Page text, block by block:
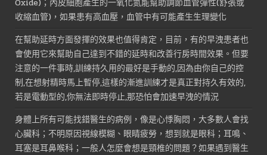
Oxide)；內皮細胞產生的一氧化氮能幫助調節血管彈性(舒張或
收縮血管)，如果患有高血壓，血管中有可能產生生理變化
在幫助延時方面發揮的效果也值得肯定，目前，有的早洩患者也
會使用它來幫助自己達到不錯的延時和改善行房時間效果。但要
注意的一件事時,訓練持久用的最好是手動的,因為由你自己的控
制,在想射精時馬上暫停,這樣的漸進訓練才是真正對持久有效的,
若是電動型的,你無法即時停止,那恐怕會加速早洩的情況
身體上所有可能找錯醫生的病例，像是心悸胸悶，大多數人會找
心臟科；不明原因視線模糊、眼睛疲勞，想到就是眼科；耳鳴、
耳塞是耳鼻喉科；一般人怎麼會想是頸椎的問題？如果遇到醫生